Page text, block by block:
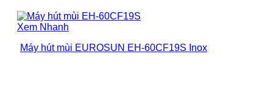
Xem Nhanh
Máy hút mùi EUROSUN EH-60CF19S Inox